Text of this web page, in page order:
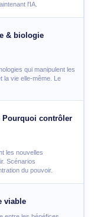
l'IA.
& biologie
qui manipulent les
la vie elle-même. Le
contrôler
les nouvelles
Scénarios
du pouvoir.
viable